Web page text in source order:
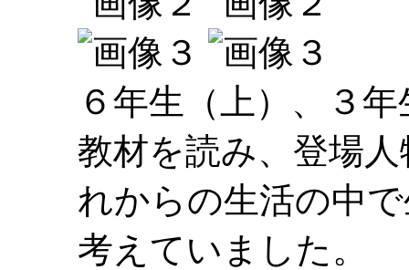
６年生（上）、３
教材を読み、登場
れからの生活の中
考えていました。